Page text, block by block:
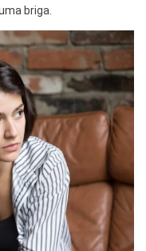
briga.